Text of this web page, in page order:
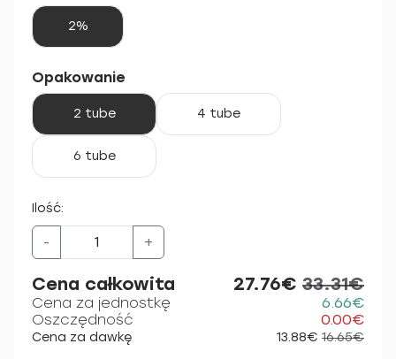
2%
Opakowanie
2 tube 4 tube
6 tube
Ilość:
- +
Cena całkowita 27.76€ 33.31€
Cena za jednostkę
6.66€
Oszczędność
0.00€
Cena za dawkę 13.88€ 16.65€